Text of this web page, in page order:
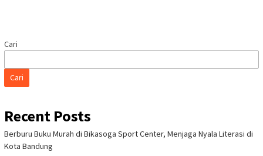
Cari
Cari
Recent Posts
Berburu Buku Murah di Bikasoga Sport Center, Menjaga Nyala Literasi di
Kota Bandung